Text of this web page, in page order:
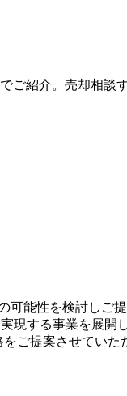
紹介。売却相談
能性を検討しご提
現する事業を展開
ご提案させていた